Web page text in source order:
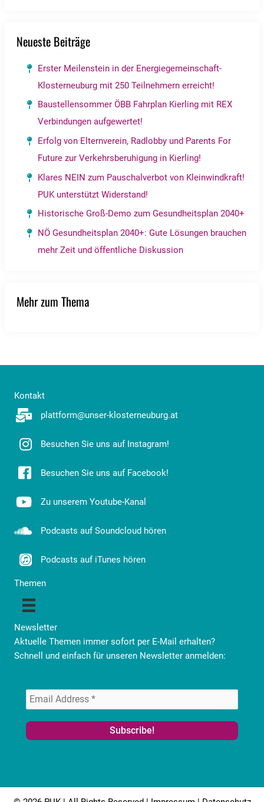
Neueste Beiträge
Erster Meilenstein in der Energiegemeinschaft-
Klosterneuburg mit 250 Teilnehmern erreicht!
Baustellensommer ÖBB Fahrplan Kierling mit REX
Verbindungen aufgewertet!
Erfolg von Elternverein, Radlobby und Parents For
Future zur Verkehrsberuhigung in Kierling!
Klares NEIN zum Pauschalverbot von Kleinwindkraft!
PUK unterstützt Widerstand!
Historische Groß-Demo zum Gesundheitsplan 2040+
NÖ Gesundheitsplan 2040+: Gute Lösungen brauchen
mehr Zeit und öffentliche Diskussion
Mehr zum Thema
Kontakt
plattform@unser-klosterneuburg.at
Besuchen Sie uns auf Instagram!
Besuchen Sie uns auf Facebook!
Zu unserem Youtube-Kanal
Podcasts auf Soundcloud hören
Podcasts auf iTunes hören
Themen
Newsletter
Aktuelle Themen immer sofort per E-Mail erhalten?
Schnell und einfach für unseren Newsletter anmelden: